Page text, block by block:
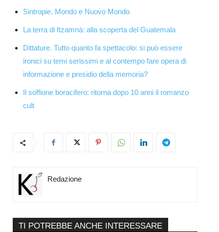
Sintropie. Mondo e Nuovo Mondo
La terra di Itzamnà: alla scoperta del Guatemala
Dittature. Tutto quanto fa spettacolo: si può essere
ironici su temi serissimi e al contempo fare opera di
informazione e presidio della memoria?
Il soffione boracifero: ritorna dopo 10 anni il romanzo
cult
Redazione
TI POTREBBE ANCHE INTERESSARE